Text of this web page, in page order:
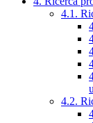
4.1.
4.2.